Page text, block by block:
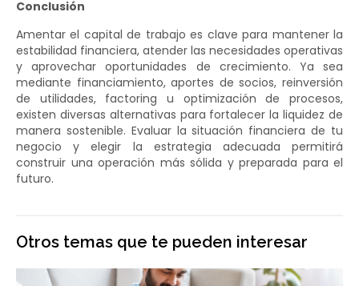
Conclusión
Amentar el capital de trabajo es clave para mantener la
estabilidad financiera, atender las necesidades operativas
y aprovechar oportunidades de crecimiento. Ya sea
mediante financiamiento, aportes de socios, reinversión
de utilidades, factoring u optimización de procesos,
existen diversas alternativas para fortalecer la liquidez de
manera sostenible. Evaluar la situación financiera de tu
negocio y elegir la estrategia adecuada permitirá
construir una operación más sólida y preparada para el
futuro.
Otros temas que te pueden interesar